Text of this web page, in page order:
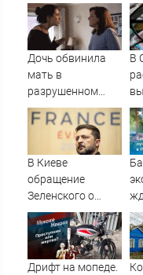
Дочь обвинила
мать в
разрушенном
детстве, не зная
всей правды о
своём отце -
история одной
семьи
В
В Киеве
обращение
Зеленского о
Patriot назвали
«комедией»
в
Дрифт на мопеде.